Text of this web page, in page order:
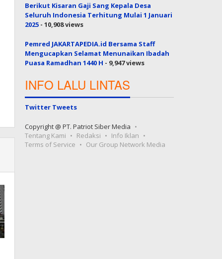
Berikut Kisaran Gaji Sang Kepala Desa
Seluruh Indonesia Terhitung Mulai 1 Januari
2025 - 10,908 views
Pemred JAKARTAPEDIA.id Bersama Staff
Mengucapkan Selamat Menunaikan Ibadah
Puasa Ramadhan 1440 H - 9,947 views
INFO LALU LINTAS
Twitter Tweets
Copyright @ PT. Patriot Siber Media
Tentang Kami
Redaksi
Info Iklan
Terms of Service
Our Group Network Media